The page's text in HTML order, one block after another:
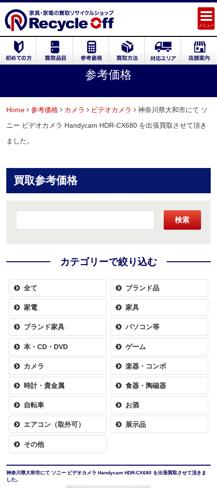
メニュー
参考価格
Home 参考価格 カメラ ビデオカメラ
神奈川県大和市にて ソ
ニー ビデオカメラ Handycam HDR-CX680 を出張買取させて頂き
ました。
買取参考価格
検索
カテゴリーで絞り込む
全て ブランド品
家電 家具
ブランド家具 パソコン等
本・CD・DVD ゲーム
カメラ 楽器・コンボ
時計・貴金属 食器・陶磁器
自転車 お酒
エアコン（取外可） 展示品
その他
神奈川県大和市にて ソニー ビデオカメラ Handycam HDR-CX680 を出張買取させて頂きま
した。